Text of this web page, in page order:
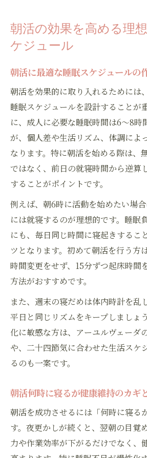
朝活の効果を高める理
ケジュール
朝活に最適な睡眠スケジュールの
朝活を効果的に取り入れるためには
睡眠スケジュールを設計することが
に、成人に必要な睡眠時間は6～8時
が、個人差や生活リズム、体調によ
なります。特に朝活を始める際は、
ではなく、前日の就寝時間から逆算
することがポイントです。
例えば、朝6時に活動を始めたい場
には就寝するのが理想的です。睡眠
にも、毎日同じ時間に寝起きするこ
ツとなります。初めて朝活を行う方
時間変更をせず、15分ずつ起床時間
方法がおすすめです。
また、週末の寝だめは体内時計を乱
平日と同じリズムをキープしましょ
化に敏感な方は、アーユルヴェーダ
や、二十四節気に合わせた生活スケ
るのも一案です。
朝活何時に寝るが健康維持のカギ
朝活を成功させるには「何時に寝る
す。夜更かしが続くと、翌朝の目覚
力や作業効率が下がるだけでなく、